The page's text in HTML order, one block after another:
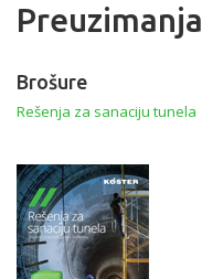
Preuzimanja
Brošure
Rešenja za sanaciju tunela